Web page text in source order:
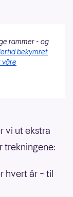
rammer - og
bekymret
våre
vi ut ekstra
trekningene:
hvert år – til